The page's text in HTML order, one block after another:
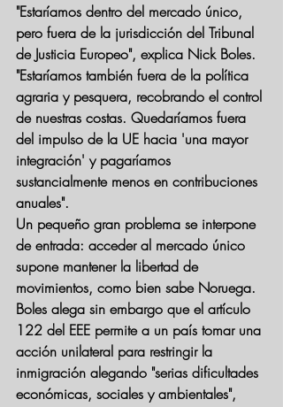
"Estaríamos dentro del mercado único,
pero fuera de la jurisdicción del Tribunal
de Justicia Europeo", explica Nick Boles.
"Estaríamos también fuera de la política
agraria y pesquera, recobrando el control
de nuestras costas. Quedaríamos fuera
del impulso de la UE hacia 'una mayor
integración' y pagaríamos
sustancialmente menos en contribuciones
anuales".
Un pequeño gran problema se interpone
de entrada: acceder al mercado único
supone mantener la libertad de
movimientos, como bien sabe Noruega.
Boles alega sin embargo que el artículo
122 del EEE permite a un país tomar una
acción unilateral para restringir la
inmigración alegando "serias dificultades
económicas, sociales y ambientales",